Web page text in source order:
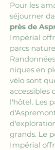
Pour les
séjourner
près de
Impérial
parcs
niques en
vélo sont
accessibles
l'hôtel. Les
grands. Le
Impérial